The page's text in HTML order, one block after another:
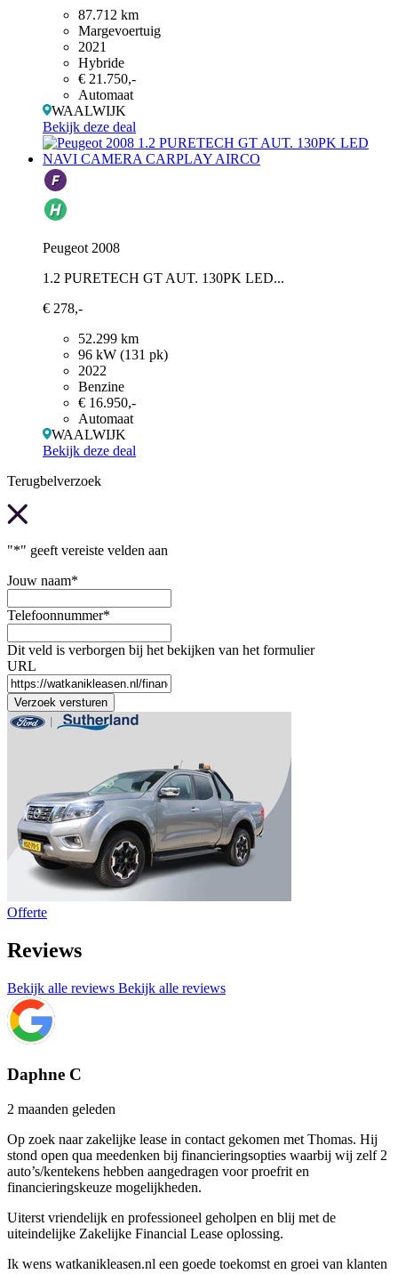
87.712 km
Margevoertuig
2021
Hybride
€ 21.750,-
Automaat
WAALWIJK
Bekijk deze deal
Peugeot 2008
1.2 PURETECH GT AUT. 130PK LED...
€ 278,-
52.299 km
96 kW (131 pk)
2022
Benzine
€ 16.950,-
Automaat
WAALWIJK
Bekijk deze deal
Terugbelverzoek
"*" geeft vereiste velden aan
Jouw naam*
Telefoonnummer*
Dit veld is verborgen bij het bekijken van het formulier
URL
Offerte
Reviews
Bekijk alle reviews Bekijk alle reviews
Daphne C
2 maanden geleden
Op zoek naar zakelijke lease in contact gekomen met Thomas. Hij
stond open qua meedenken bij financieringsopties waarbij wij zelf 2
auto’s/kentekens hebben aangedragen voor proefrit en
financieringskeuze mogelijkheden.
Uiterst vriendelijk en professioneel geholpen en blij met de
uiteindelijke Zakelijke Financial Lease oplossing.
Ik wens watkanikleasen.nl een goede toekomst en groei van klanten